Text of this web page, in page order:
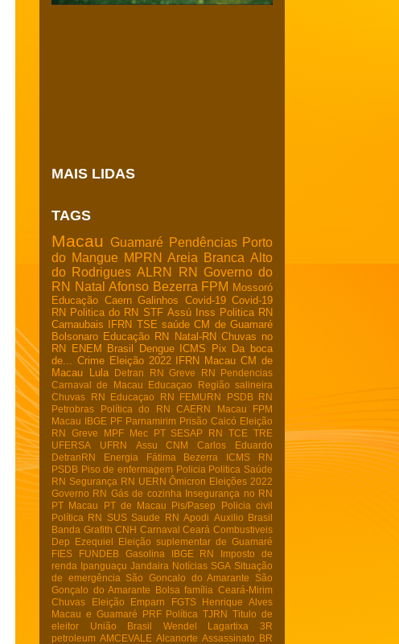
MAIS LIDAS
TAGS
Macau Guamaré Pendências Porto
do Mangue MPRN Areia Branca Alto
do Rodrigues ALRN RN
Governo do
RN Natal Afonso Bezerra FPM Mossoró
Educação Caern Galinhos Covid-19 Covid-19
RN Politica do RN STF Assú Inss Politica RN
Carnaubais
IFRN TSE saúde CM de Guamaré
Bolsonaro Educação RN Natal-RN Chuvas no
RN
ENEM Brasil Dengue ICMS Pix Da boca
de... Crime Eleição 2022 IFRN Macau CM de
Macau
Lula Detran RN Greve RN
Pendencias
Carnaval de Macau
Educaçao
Região salineira
Chuvas RN
Educaçao RN FEMURN
PSDB RN
Petrobras
Política do RN CAERN Macau
FPM
Macau IBGE PF Parnamirim Prisão Caicó Eleição
RN
Greve MPF Mec PT SESAP RN TCE TRE
UFERSA
UFRN Assu CNM
Carlos Eduardo
DetranRN
Energia Fátima Bezerra
ICMS RN
PSDB Piso de enfermagem Policia Politica Saúde
RN Segurança RN UERN Ômicron Eleições 2022
Governo RN Gás de cozinha Insegurança no RN
PT Macau
PT de Macau Pis/Pasep
Policia civil
Política RN
SUS Saude RN Apodi Auxilio Brasil
Banda Grafith CNH Carnaval Ceará Combustiveis
Dep Ezequiel
Eleição suplementar de Guamaré
FIES
FUNDEB Gasolina IBGE RN
Imposto de
renda Ipanguaçu Jandaira Notícias SGA Situação
de emergência
São Goncalo do Amarante
São
Gonçalo do Amarante
Bolsa família Ceará-Mirim
Chuvas
Eleição Emparn FGTS
Henrique Alves
Macau e Guamaré
PRF Política TJRN Titulo de
eleitor
União Brasil Wendel Lagartixa
3R
petroleum AMCEVALE Alcanorte Assassinato BR